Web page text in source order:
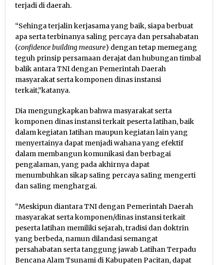
terjadi di daerah.
“Sehinga terjalin kerjasama yang baik, siapa berbuat
apa serta terbinanya saling percaya dan persahabatan
(confidence building measure) dengan tetap memegang
teguh prinsip persamaan derajat dan hubungan timbal
balik antara TNI dengan Pemerintah Daerah
masyarakat serta komponen dinas instansi
terkait,”katanya.
Dia mengungkapkan bahwa masyarakat serta
komponen dinas instansi terkait peserta latihan, baik
dalam kegiatan Iatihan maupun kegiatan lain yang
menyertainya dapat menjadi wahana yang efektif
dalam membangun komunikasi dan berbagai
pengalaman, yang pada akhirnya dapat
menumbuhkan sikap saIing percaya saIing mengerti
dan saIing menghargai.
“Meskipun diantara TNI dengan Pemerintah Daerah
masyarakat serta komponen/dinas instansi terkait
peserta latihan memiliki sejarah, tradisi dan doktrin
yang berbeda, namun dilandasi semangat
persahabatan serta tanggung jawab Latihan Terpadu
Bencana Alam Tsunami di Kabupaten Pacitan, dapat